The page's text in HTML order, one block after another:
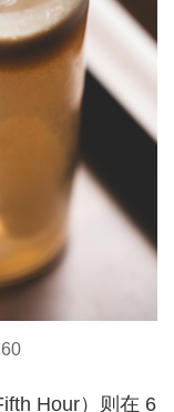
Hour）则在 6